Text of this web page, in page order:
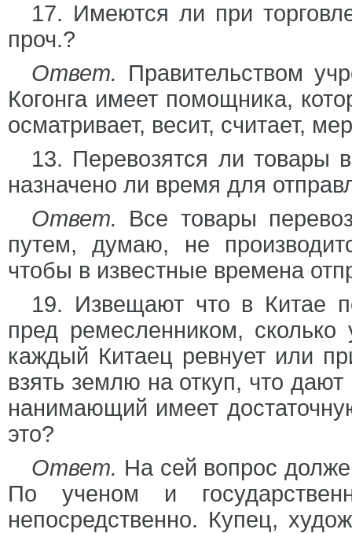
17. Имеются ли при
проч.?
Ответ. Правительством
Когонга имеет помощника,
осматривает, весит, считает,
13. Перевозятся ли товары
назначено ли время для
Ответ. Все товары
путем, думаю, не
чтобы в известные времена
19. Извещают что в Китае
пред ремесленником,
каждый Китаец ревнует или
взять землю на откуп, что
нанимающий имеет
это?
Ответ. На сей вопрос
По ученом и
непосредственно. Купец,